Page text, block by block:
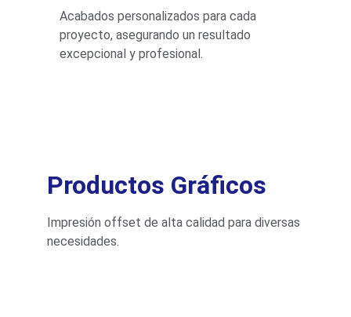
Acabados personalizados para cada
proyecto, asegurando un resultado
excepcional y profesional.
Productos Gráficos
Impresión offset de alta calidad para diversas
necesidades.